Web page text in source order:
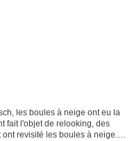
les boules à neige ont eu la
fait l'objet de relooking, des
revisité les boules à neige.